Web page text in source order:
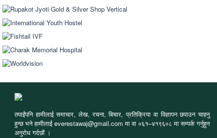
तपाईंपनि हामीलाई समाचार, लेख, रचना, बिचार, प्रतिक्रिया वा विज्ञापन छपाउन चाहनु
हुन्छ भने हामीलाई everestawaj@gmail.com मा वा ०६१–४१९६०८ मा सम्पर्क गर्नुहुन
अनुरोध गर्दछौं ।